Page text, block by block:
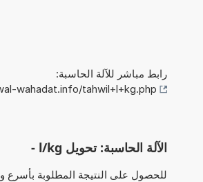
رابط مباشر للآلة الحاسبة:
wahadat.info/tahwil+l+kg.php
الآلة الحاسبة: تحويل l/kg -
للحصول على النتيجة المطلوبة بأسرع